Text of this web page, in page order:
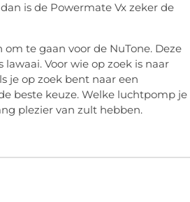
is de Powermate Vx zeker de
te gaan voor de NuTone. Deze
Voor wie op zoek is naar
je op zoek bent naar een
beste keuze. Welke luchtpomp je
plezier van zult hebben.